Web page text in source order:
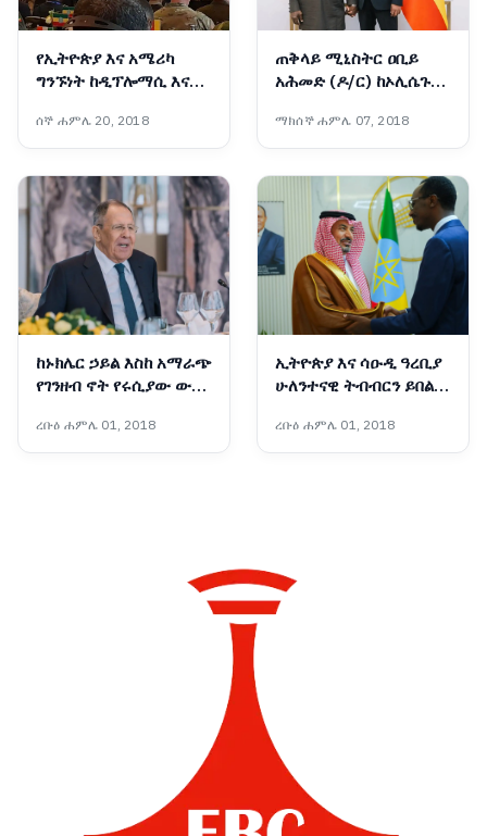
የኢትዮጵያ እና አሜሪካ
ግንኙነት ከዲፕሎማሲ እና
ስትራቴጂያዊ አጋርነት
እየተሸጋገረ ነው - አምባሳደር
ኤርቪን ማሲንጋ
ሰኞ ሐምሌ 20, 2018
ጠቅላይ ሚኒስትር ዐቢይ
አሕመድ (ዶ/ር) ከኦሊሴጉን
ማክሰኞ ሐምሌ 07, 2018
ከኑክሌር ኃይል እስከ አማራጭ
የገንዘብ ኖት የሩሲያው ውጭ
ለምን ተገኙ?
ረቡዕ ሐምሌ 01, 2018
ኢትዮጵያ እና ሳዑዲ ዓረቢያ
ሁለንተናዊ ትብብርን ይበልጥ
ላይ መከሩ
ረቡዕ ሐምሌ 01, 2018